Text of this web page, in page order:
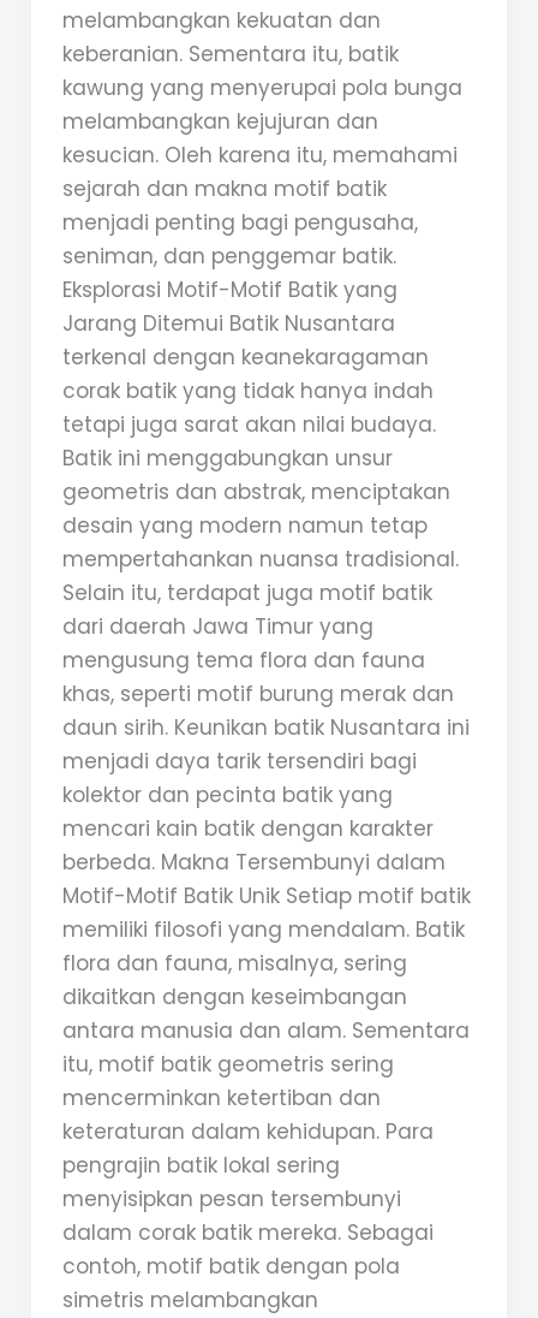
melambangkan kekuatan dan
keberanian. Sementara itu, batik
kawung yang menyerupai pola bunga
melambangkan kejujuran dan
kesucian. Oleh karena itu, memahami
sejarah dan makna motif batik
menjadi penting bagi pengusaha,
seniman, dan penggemar batik.
Eksplorasi Motif-Motif Batik yang
Jarang Ditemui Batik Nusantara
terkenal dengan keanekaragaman
corak batik yang tidak hanya indah
tetapi juga sarat akan nilai budaya.
Batik ini menggabungkan unsur
geometris dan abstrak, menciptakan
desain yang modern namun tetap
mempertahankan nuansa tradisional.
Selain itu, terdapat juga motif batik
dari daerah Jawa Timur yang
mengusung tema flora dan fauna
khas, seperti motif burung merak dan
daun sirih. Keunikan batik Nusantara ini
menjadi daya tarik tersendiri bagi
kolektor dan pecinta batik yang
mencari kain batik dengan karakter
berbeda. Makna Tersembunyi dalam
Motif-Motif Batik Unik Setiap motif batik
memiliki filosofi yang mendalam. Batik
flora dan fauna, misalnya, sering
dikaitkan dengan keseimbangan
antara manusia dan alam. Sementara
itu, motif batik geometris sering
mencerminkan ketertiban dan
keteraturan dalam kehidupan. Para
pengrajin batik lokal sering
menyisipkan pesan tersembunyi
dalam corak batik mereka. Sebagai
contoh, motif batik dengan pola
simetris melambangkan